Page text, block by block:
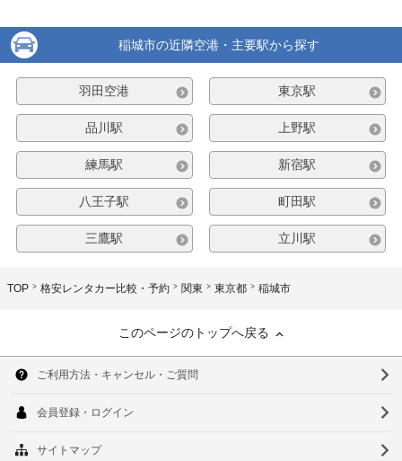
稲城市の近隣空港・主要駅から探す
羽田空港 東京駅
品川駅 上野駅
練馬駅 新宿駅
八王子駅 町田駅
三鷹駅 立川駅
TOP 格安レンタカー比較・予約 関東 東京都 稲城市
このページのトップへ戻る